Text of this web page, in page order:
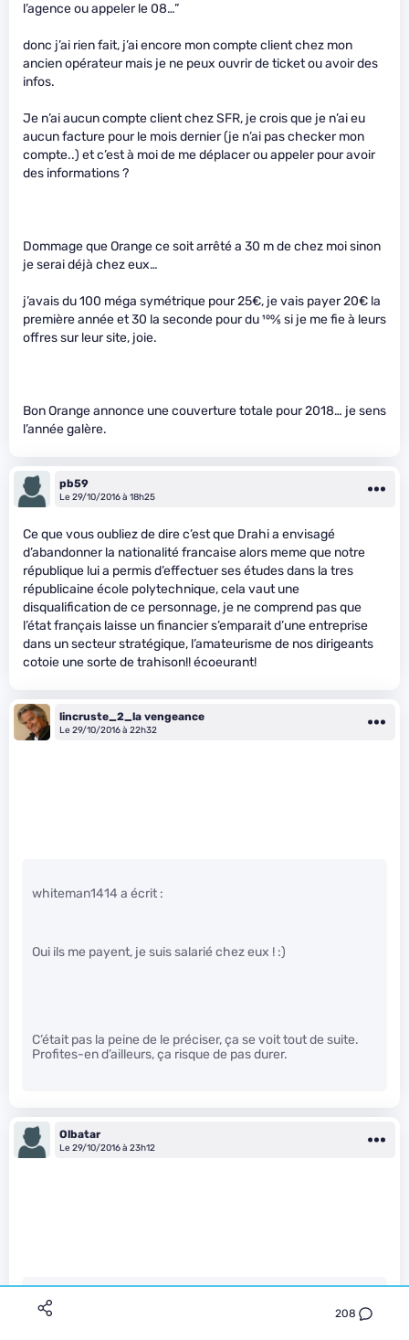
208
l’agence ou appeler le 08…”
donc j’ai rien fait, j’ai encore mon compte client chez mon
ancien opérateur mais je ne peux ouvrir de ticket ou avoir des
infos.
Je n’ai aucun compte client chez SFR, je crois que je n’ai eu
aucun facture pour le mois dernier (je n’ai pas checker mon
compte..) et c’est à moi de me déplacer ou appeler pour avoir
des informations ?
Dommage que Orange ce soit arrêté a 30 m de chez moi sinon
je serai déjà chez eux…
j’avais du 100 méga symétrique pour 25€, je vais payer 20€ la
première année et 30 la seconde pour du100⁄5si je me fie à leurs
offres sur leur site, joie.
Bon Orange annonce une couverture totale pour 2018… je sens
l’année galère.
pb59
Le 29/10/2016 à 18h25
Ce que vous oubliez de dire c’est que Drahi a envisagé
d’abandonner la nationalité francaise alors meme que notre
république lui a permis d’effectuer ses études dans la tres
républicaine école polytechnique, cela vaut une
disqualification de ce personnage, je ne comprend pas que
l’état français laisse un financier s’emparait d’une entreprise
dans un secteur stratégique, l’amateurisme de nos dirigeants
cotoie une sorte de trahison!! écoeurant!
lincruste_2_la vengeance
Le 29/10/2016 à 22h32
whiteman1414 a écrit :
Oui ils me payent, je suis salarié chez eux ! :)
C’était pas la peine de le préciser, ça se voit tout de suite.
Profites-en d’ailleurs, ça risque de pas durer.
Olbatar
Le 29/10/2016 à 23h12
pb59 a écrit :